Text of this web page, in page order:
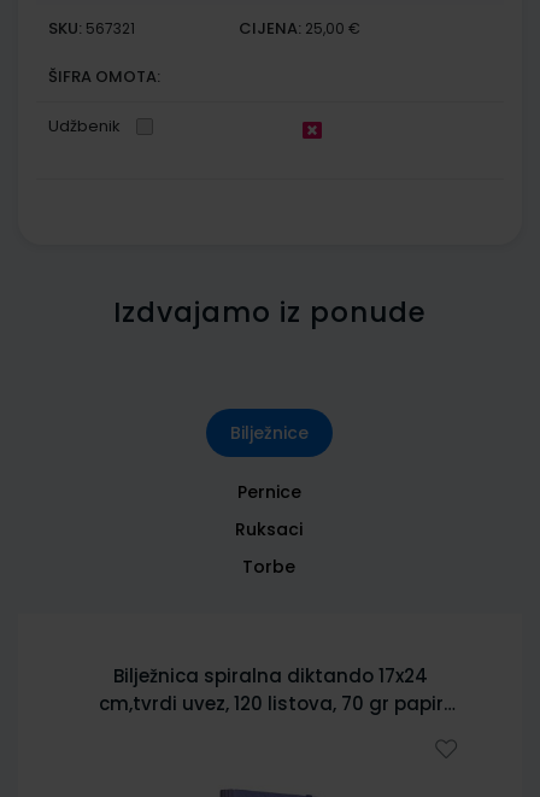
SKU: 567321 CIJENA: 25,00 €
ŠIFRA OMOTA:
Udžbenik
Izdvajamo iz ponude
Bilježnice
Pernice
Ruksaci
Torbe
Bilježnica spiralna diktando 17x24
cm,tvrdi uvez, 120 listova, 70 gr papir